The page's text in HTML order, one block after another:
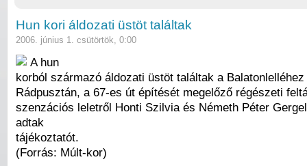
Hun kori áldozati üstöt találtak
2006. június 1. csütörtök, 0:00
A hun
korból származó áldozati üstöt találtak a
Rádpusztán, a 67-es út építését megelőző régészeti
szenzációs leletről Honti Szilvia és Németh Péter
adtak
tájékoztatót.
(Forrás: Múlt-kor)